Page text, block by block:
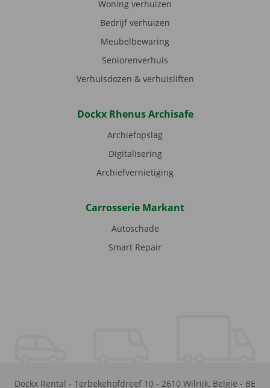
Woning verhuizen
Bedrijf verhuizen
Meubelbewaring
Seniorenverhuis
Verhuisdozen & verhuisliften
Dockx Rhenus Archisafe
Archiefopslag
Digitalisering
Archiefvernietiging
Carrosserie Markant
Autoschade
Smart Repair
Dockx Rental - Terbekehofdreef 10 - 2610 Wilrijk, België - BE